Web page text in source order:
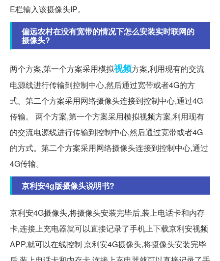
E栏输入该摄像头IP。
偏远农村在没有宽带的情况下怎么安装实时联网的
摄像头?
两个方案,第一个方案采用模拟视频方案,利用现有的交流
电源线进行传输到控制中心,然后通过宽带或者4G的方
式。第二个方案采用网络摄像头连接到控制中心,通过4G
传输。 两个方案,第一个方案采用模拟视频方案,利用现有
的交流电源线进行传输到控制中心,然后通过宽带或者4G
的方式。第二个方案采用网络摄像头连接到控制中心,通过
4G传输。
京利安4g版摄像头说明书?
京利安4G摄像头,将摄像头安装完毕后,装上电话卡和内存
卡,连接上充电器就可以直接记录了手机上下载京利安视频
APP,就可以在线控制 京利安4G摄像头,将摄像头安装完毕